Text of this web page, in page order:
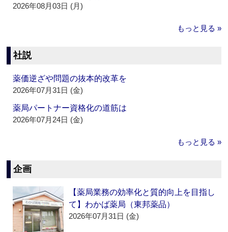
2026年08月03日 (月)
もっと見る »
社説
薬価逆ざや問題の抜本的改革を
2026年07月31日 (金)
薬局パートナー資格化の道筋は
2026年07月24日 (金)
もっと見る »
企画
【薬局業務の効率化と質的向上を目指し
て】わかば薬局（東邦薬品）
2026年07月31日 (金)